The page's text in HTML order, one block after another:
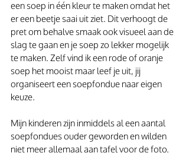
een soep in één kleur te maken omdat het
er een beetje saai uit ziet. Dit verhoogt de
pret om behalve smaak ook visueel aan de
slag te gaan en je soep zo lekker mogelijk
te maken. Zelf vind ik een rode of oranje
soep het mooist maar leef je uit, jij
organiseert een soepfondue naar eigen
keuze.
Mijn kinderen zijn inmiddels al een aantal
soepfondues ouder geworden en wilden
niet meer allemaal aan tafel voor de foto.